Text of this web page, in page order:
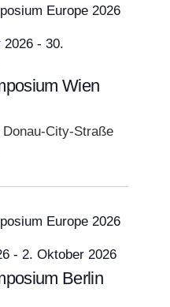
2026 -30.
Wien
Donau-City-Straße
-2. Oktober 2026
Berlin